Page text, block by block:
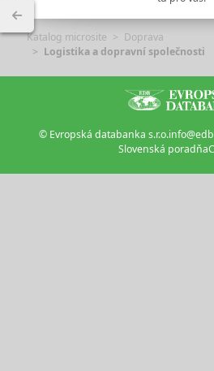
Katalog microsite
Doprava
Logistika a dopravní společnosti
© Evropská databanka s.r.o.
Slovenská poradňa